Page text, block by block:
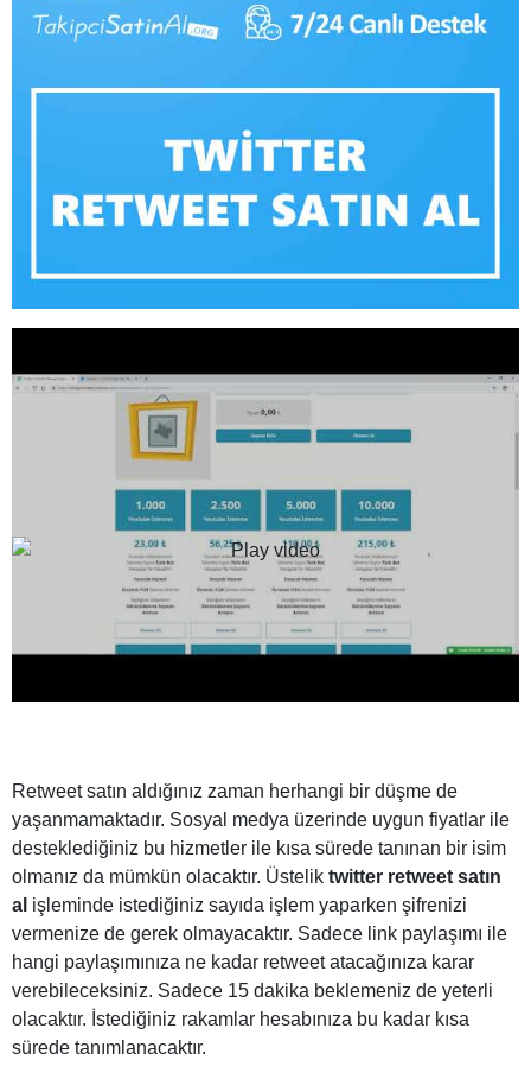
Retweet satın aldığınız zaman herhangi bir düşme de
yaşanmamaktadır. Sosyal medya üzerinde uygun fiyatlar ile
desteklediğiniz bu hizmetler ile kısa sürede tanınan bir isim
olmanız da mümkün olacaktır. Üstelik twitter retweet satın
al işleminde istediğiniz sayıda işlem yaparken şifrenizi
vermenize de gerek olmayacaktır. Sadece link paylaşımı ile
hangi paylaşımınıza ne kadar retweet atacağınıza karar
verebileceksiniz. Sadece 15 dakika beklemeniz de yeterli
olacaktır. İstediğiniz rakamlar hesabınıza bu kadar kısa
sürede tanımlanacaktır.